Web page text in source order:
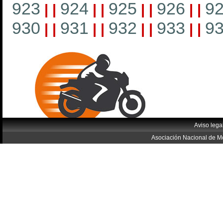
923 | | 924 | | 925 | | 926 | |
930 | | 931 | | 932 | | 933 | |
Aviso
Asociación Nacional de